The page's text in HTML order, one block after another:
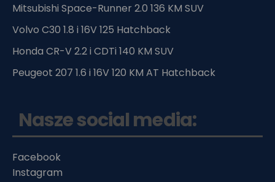
Mitsubishi Space-Runner 2.0 136 KM SUV
Volvo C30 1.8 i 16V 125 Hatchback
Honda CR-V 2.2 i CDTi 140 KM SUV
Peugeot 207 1.6 i 16V 120 KM AT Hatchback
Nasze social media:
Facebook
Instagram